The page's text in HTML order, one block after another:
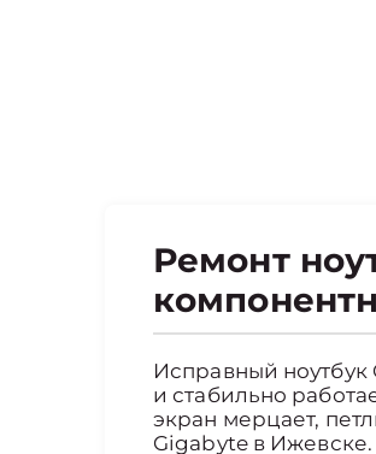
Ремонт
Исправный ноутбук
и стабильно
экран мерцает,
Gigabyte в